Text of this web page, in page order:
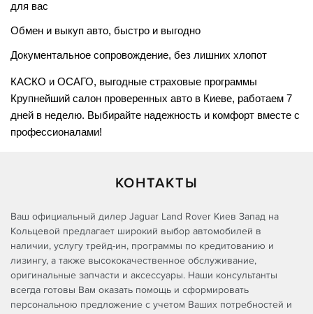
для вас
Обмен и выкуп авто, быстро и выгодно
Документальное сопровождение, без лишних хлопот
КАСКО и ОСАГО, выгодные страховые программы
Крупнейший салон проверенных авто в Киеве, работаем 7
дней в неделю. Выбирайте надежность и комфорт вместе с
профессионалами!
КОНТАКТЫ
Ваш официальный дилер Jaguar Land Rover Киев Запад на
Кольцевой предлагает широкий выбор автомобилей в
наличии, услугу трейд-ин, программы по кредитованию и
лизингу, а также высококачественное обслуживание,
оригинальные запчасти и аксессуары. Наши консультанты
всегда готовы Вам оказать помощь и сформировать
персональною предложение с учетом Ваших потребностей и